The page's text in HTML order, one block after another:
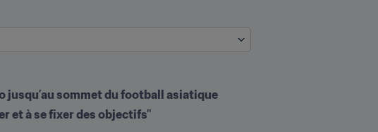
jusqu’au sommet du football asiatique
et à se fixer des objectifs"